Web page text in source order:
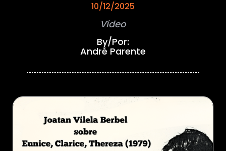
10/12/2025
Vídeo
By/Por:
André Parente